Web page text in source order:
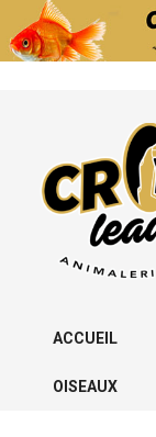
ACCUEIL
OISEAUX